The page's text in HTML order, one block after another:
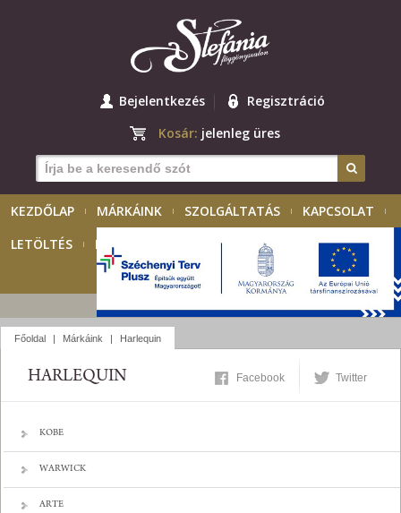
Bejelentkezés
Regisztráció
Kosár: jelenleg üres
KEZDŐLAP MÁRKÁINK SZOLGÁLTATÁS
KAPCSOLAT
LETÖLTÉS
KIÁLLÍTÁSOK PÁLYÁZAT
MAGYAR
Főoldal | Márkáink | Harlequin
HARLEQUIN Facebook Twitter
KOBE
WARWICK
ARTE